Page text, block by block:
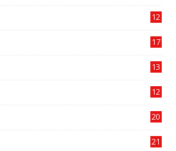
12
17
13
12
20
21